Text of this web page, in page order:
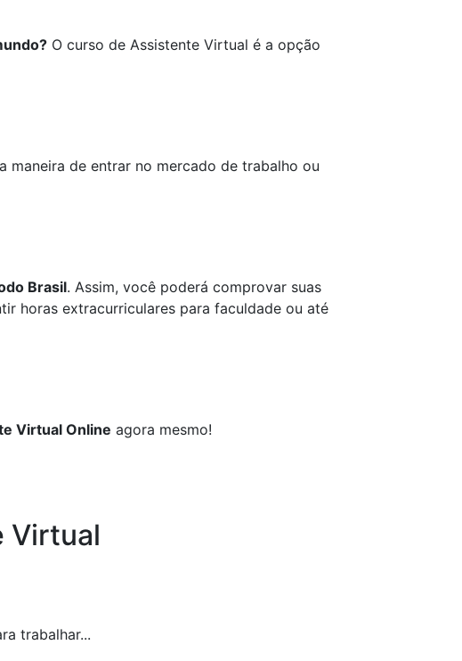
O curso de Assistente Virtual é a opção
maneira de entrar no mercado de trabalho ou
Brasil. Assim, você poderá comprovar suas
horas extracurriculares para faculdade ou até
Virtual Online agora mesmo!
Virtual
trabalhar...